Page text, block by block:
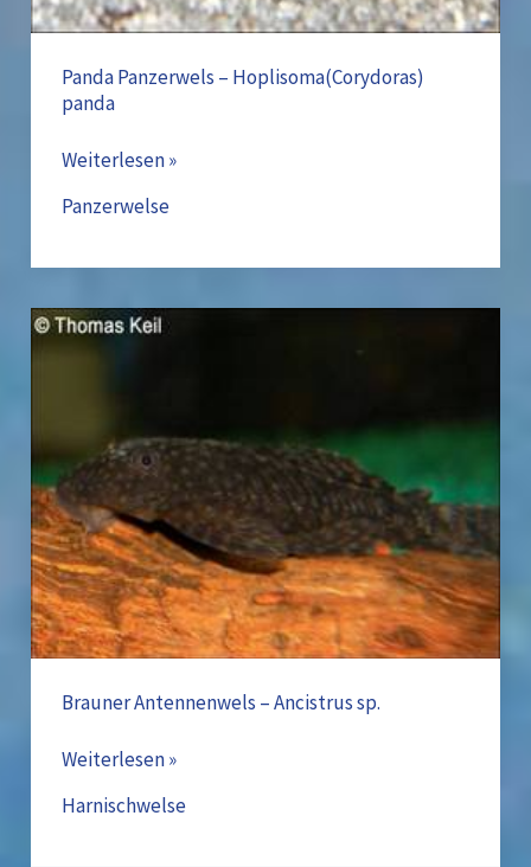
Panda Panzerwels – Hoplisoma(Corydoras)
panda
Weiterlesen »
Panzerwelse
Brauner Antennenwels – Ancistrus sp.
Brauner
Antennenwels
Weiterlesen »
Harnischwelse